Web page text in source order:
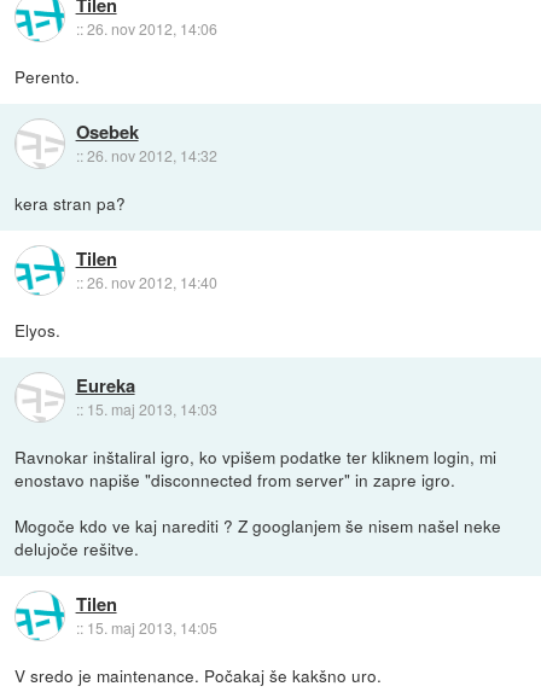
::26. nov 2012, 14:06
Perento.
Osebek
::26. nov 2012, 14:32
kera stran pa?
Tilen
::26. nov 2012, 14:40
Elyos.
Eureka
:: 15. maj 2013, 14:03
Ravnokar inštaliral igro, ko vpišem podatke ter kliknem login, mi
enostavo napiše "disconnected from server" in zapre igro.
Mogoče kdo ve kaj narediti ? Z googlanjem še nisem našel neke
delujoče rešitve.
Tilen
:: 15. maj 2013, 14:05
V sredo je maintenance. Počakaj še kakšno uro.